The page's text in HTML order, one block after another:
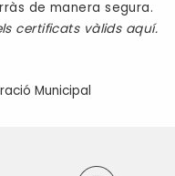
de manera segura.
certificats vàlids aquí.
Municipal